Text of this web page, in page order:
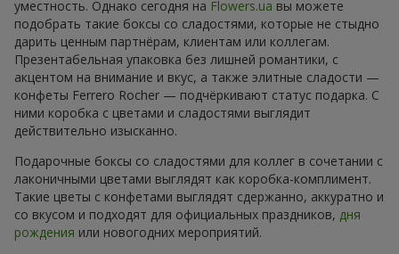
уместность. Однако сегодня на Flowers.ua вы можете
подобрать такие боксы со сладостями, которые не стыдно
дарить ценным партнёрам, клиентам или коллегам.
Презентабельная упаковка без лишней романтики, с
акцентом на внимание и вкус, а также элитные сладости —
конфеты Ferrero Rocher — подчёркивают статус подарка. С
ними коробка с цветами и сладостями выглядит
действительно изысканно.
Подарочные боксы со сладостями для коллег в сочетании с
лаконичными цветами выглядят как коробка-комплимент.
Такие цветы с конфетами выглядят сдержанно, аккуратно и
со вкусом и подходят для официальных праздников, дня
рождения или новогодних мероприятий.